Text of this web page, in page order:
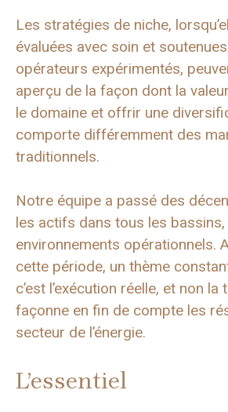
Les stratégies de niche,
évaluées avec soin et
opérateurs expérimentés,
aperçu de la façon dont la
le domaine et offrir une
comporte différemment des
traditionnels.
Notre équipe a passé des
les actifs dans tous les
environnements opérationnels.
cette période, un thème
c’est l’exécution réelle, et non la
façonne en fin de compte les
secteur de l’énergie.
L’essentiel